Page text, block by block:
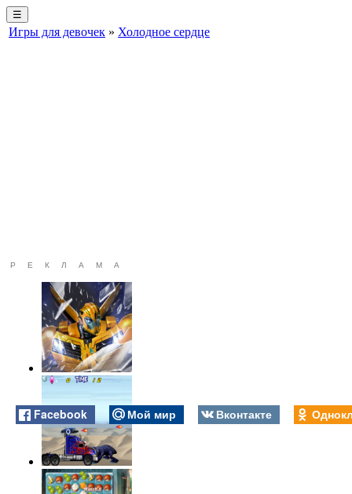
☰
Игры для девочек » Холодное сердце
РЕКЛАМА
Facebook Мой мир Вконтакте